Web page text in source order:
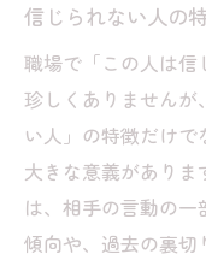
信じられない人の
職場で「この人は
珍しくありませんが
い人」の特徴だけ
大きな意義があり
は、相手の言動の一
傾向や、過去の裏